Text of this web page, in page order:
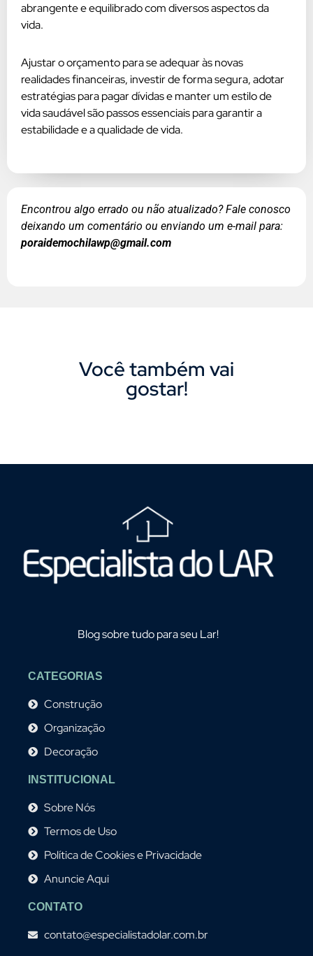
abrangente e equilibrado com diversos aspectos da
vida.
Ajustar o orçamento para se adequar às novas
realidades financeiras, investir de forma segura, adotar
estratégias para pagar dívidas e manter um estilo de
vida saudável são passos essenciais para garantir a
estabilidade e a qualidade de vida.
Encontrou algo errado ou não atualizado? Fale conosco
deixando um comentário ou enviando um e-mail para:
poraidemochilawp@gmail.com
Você também vai
gostar!
Blog sobre tudo para seu Lar!
CATEGORIAS
Construção
Organização
Decoração
INSTITUCIONAL
Sobre Nós
Termos de Uso
Política de Cookies e Privacidade
Anuncie Aqui
CONTATO
contato@especialistadolar.com.br